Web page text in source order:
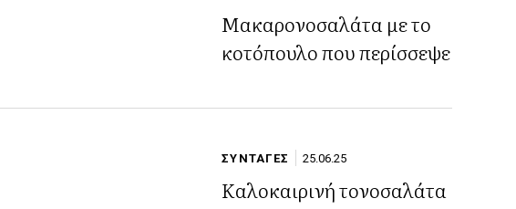
Μακαρονοσαλάτα με το
κοτόπουλο που περίσσεψε
ΣΥΝΤΑΓΕΣ 25.06.25
Καλοκαιρινή τονοσαλάτα